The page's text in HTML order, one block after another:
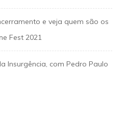
e veja quem são os
Fest 2021
Insurgência, com Pedro Paulo